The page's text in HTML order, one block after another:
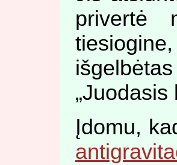
privertė
„Juodasis
Įdomu,